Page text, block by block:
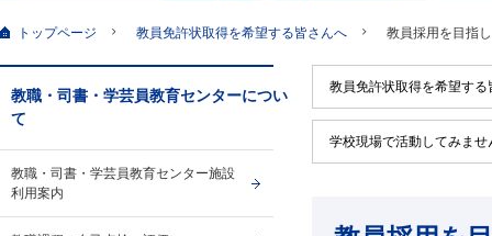
トップページ 教員免許状取得を希望する皆さんへ 教員採用を目指
教員免許状取得を希望する
学校現場で活動してみませ
教職・司書・学芸員教育センターについ
て
教職・司書・学芸員教育センター施設
利用案内